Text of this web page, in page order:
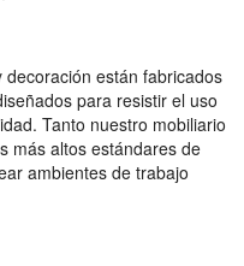
están fabricados
para resistir el uso
Tanto nuestro mobiliario
más altos estándares de
ambientes de trabajo